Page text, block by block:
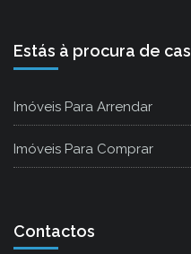
Estás à procura de
Imóveis Para Arrendar
Imóveis Para Comprar
Contactos